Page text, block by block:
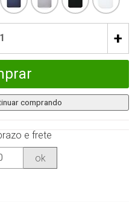
+
comprando
e frete
ok